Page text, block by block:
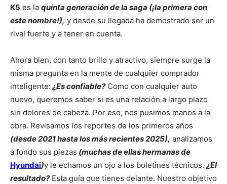
K5 es la quinta generación de la saga (¡la primera con
este nombre!), y desde su llegada ha demostrado ser un
rival fuerte y a tener en cuenta.
Ahora bien, con tanto brillo y atractivo, siempre surge la
misma pregunta en la mente de cualquier comprador
inteligente: ¿Es confiable?Como con cualquier auto
nuevo, queremos saber si es una relación a largo plazo
sin dolores de cabeza. Por eso, nos pusimos manos a la
obra. Revisamos los reportes de los primeros años
(desde 2021 hasta los más recientes 2025), analizamos
a fondo sus piezas (muchas de ellas hermanas de
Hyundai)y le echamos un ojo a los boletines técnicos. ¿El
resultado?Esta guía que tienes delante. Nuestro objetivo